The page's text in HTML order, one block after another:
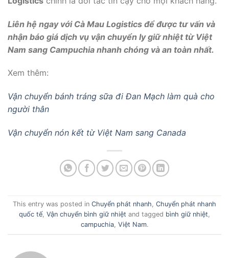
Liên hệ ngay với Cà Mau Logistics để được tư vấn và
nhận báo giá dịch vụ vận chuyển ly giữ nhiệt từ Việt
Nam sang Campuchia nhanh chóng và an toàn nhất.
Xem thêm:
Vận chuyển bánh tráng sữa đi Đan Mạch làm quà cho
người thân
Vận chuyển nón kết từ Việt Nam sang Canada
This entry was posted in Chuyển phát nhanh, Chuyển phát nhanh
quốc tế, Vận chuyển bình giữ nhiệt and tagged bình giữ nhiệt,
campuchia, Việt Nam.